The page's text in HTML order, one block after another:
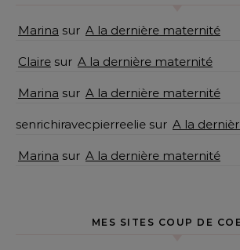
Marina sur A la dernière maternité
Claire sur A la dernière maternité
Marina sur A la dernière maternité
senrichiravecpierreelie sur A la
Marina sur A la dernière maternité
MES SITES COUP DE